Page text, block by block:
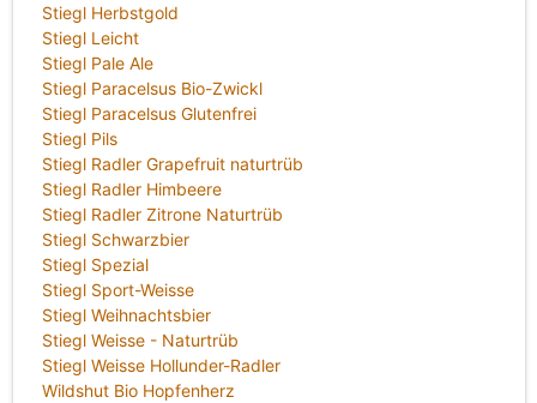
Stiegl Herbstgold
Stiegl Leicht
Stiegl Pale Ale
Stiegl Paracelsus Bio-Zwickl
Stiegl Paracelsus Glutenfrei
Stiegl Pils
Stiegl Radler Grapefruit naturtrüb
Stiegl Radler Himbeere
Stiegl Radler Zitrone Naturtrüb
Stiegl Schwarzbier
Stiegl Spezial
Stiegl Sport-Weisse
Stiegl Weihnachtsbier
Stiegl Weisse - Naturtrüb
Stiegl Weisse Hollunder-Radler
Wildshut Bio Hopfenherz